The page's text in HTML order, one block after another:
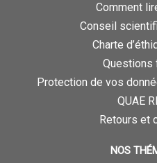
Comment
Conseil
Charte
Questions
Protection de vos
QUAE
Retours et
NOS